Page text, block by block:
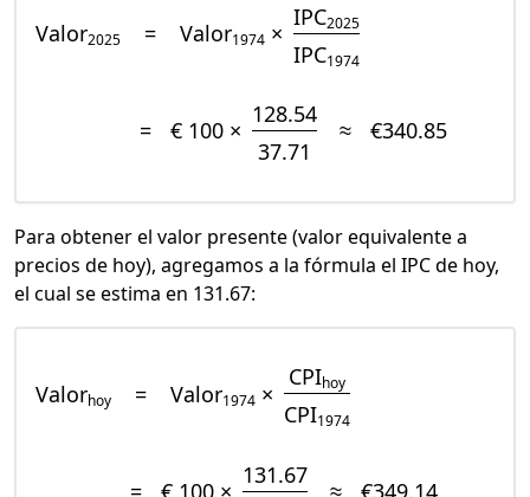
Valor2025 = Valor1974 ×
IPC2025
IPC1974
= € 100 ×
128.54
37.71
≈ €340.85
Para obtener el valor presente (valor equivalente a
precios de hoy), agregamos a la fórmula el IPC de hoy,
el cual se estima en 131.67:
Valorhoy = Valor1974 ×
CPIhoy
CPI1974
= € 100 ×
131.67
≈ €349.14